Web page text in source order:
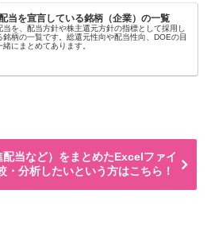
当を宣言している銘柄（企業）の一覧
当を、配当方針や株主還元方針の指標として採用し
銘柄の一覧です。総還元性向や配当性向、DOEの目
緒にまとめてあります。
当など）をまとめたExcelファイ
・分析したいという方はこちら！